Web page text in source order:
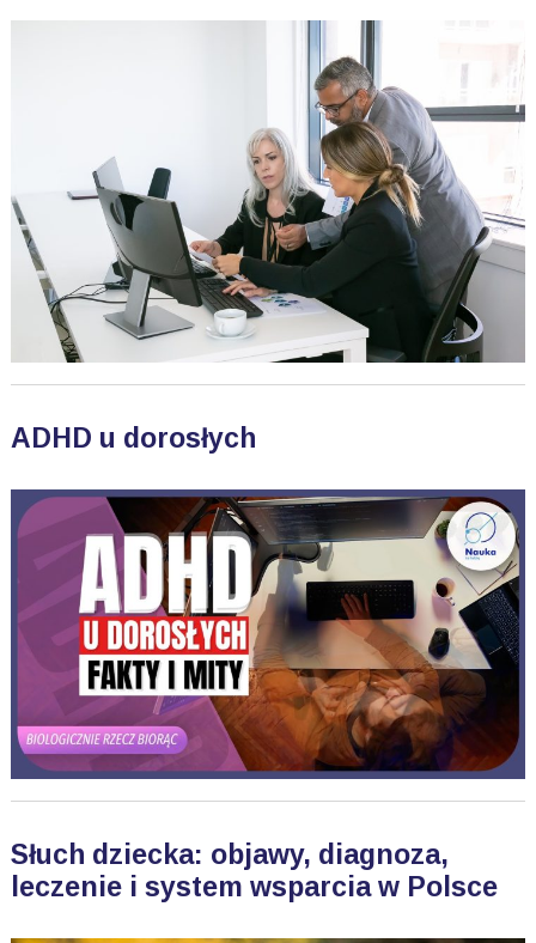
ADHD u dorosłych
Słuch dziecka: objawy, diagnoza,
leczenie i system wsparcia w Polsce